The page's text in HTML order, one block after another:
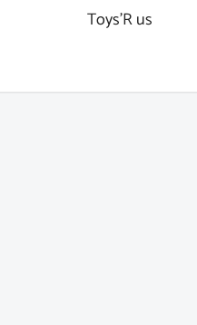
Toys'R us